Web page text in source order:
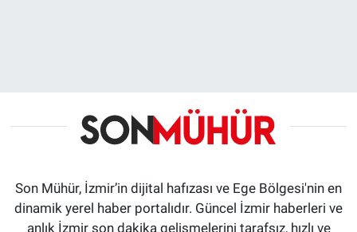
Son Mühür, İzmir’in dijital hafızası ve Ege Bölgesi'nin en
dinamik yerel haber portalıdır. Güncel İzmir haberleri ve
anlık İzmir son dakika gelişmelerini tarafsız, hızlı ve